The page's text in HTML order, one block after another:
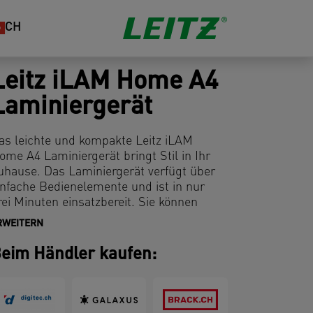
CH
iLAM Home A4
leichte und kompakte Leitz iLAM
A4 Laminiergerät bringt Stil in Ihr
Das Laminiergerät verfügt über
Bedienelemente und ist in nur
Minuten einsatzbereit. Sie können
mit bis zu 125 Mikron
glatten Oberfläche zu schützen.
bis zu A4-Größe zu
Händler kaufen: